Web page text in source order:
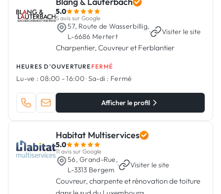
5.0
5 avis sur Google
57, Route de Wasserbillig,
L-6686 Mertert
· Visiter le site
Charpentier, Couvreur et Ferblantier
HEURES D'OUVERTURE FERMÉ
Lu-ve : 08:00 - 16:00·Sa-di : Fermé
Afficher le profil
Habitat Multiservices
5.0
11 avis sur Google
56, Grand-Rue,
L-3313 Bergem
· Visiter le site
Couvreur, charpente et rénovation de toiture